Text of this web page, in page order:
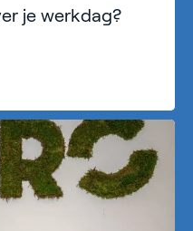
je werkdag?